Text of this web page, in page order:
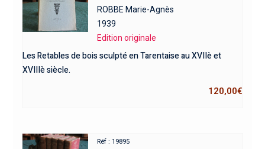
ROBBE Marie-Agnès
1939
Edition originale
Les Retables de bois sculpté en Tarentaise au XVIIè et
XVIIIè siècle.
120,00€
Réf : 19895